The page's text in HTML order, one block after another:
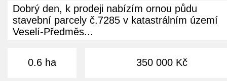
Dobrý den, k prodeji nabízím ornou půdu
stavební parcely č.7285 v katastrálním území
Veselí-Předměs...
0.6 ha 350 000 Kč